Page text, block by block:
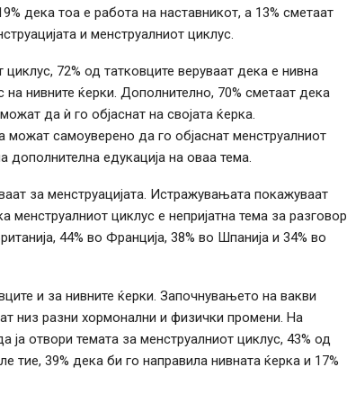
дека тоа е работа на наставникот, а 13% сметаат
и менструалниот циклус.
72% од татковците веруваат дека е нивна
нивните ќерки. Дополнително, 70% сметаат дека
да ѝ го објаснат на својата ќерка.
можат самоуверено да го објаснат менструалниот
едукација на оваа тема.
за менструацијата. Истражувањата покажуваат
циклус е непријатна тема за разговор
44% во Франција, 38% во Шпанија и 34% во
и за нивните ќерки. Започнувањето на вакви
низ разни хормонални и физички промени. На
ја отвори темата за менструалниот циклус, 43% од
тие, 39% дека би го направила нивната ќерка и 17%